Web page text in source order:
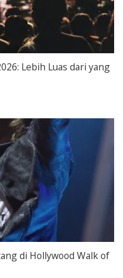
Lebih Luas dari yang
di Hollywood Walk of